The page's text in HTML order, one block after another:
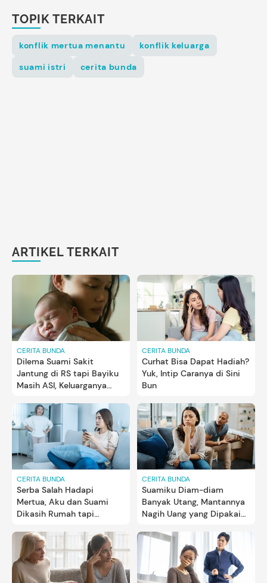
TOPIK TERKAIT
konflik mertua menantu
konflik keluarga
suami istri
cerita bunda
ARTIKEL TERKAIT
CERITA BUNDA
Dilema Suami Sakit
Jantung di RS tapi Bayiku
Masih ASI, Keluarganya
CERITA BUNDA
Curhat Bisa Dapat Hadiah?
Yuk, Intip Caranya di Sini
Bun
CERITA BUNDA
Serba Salah Hadapi
Mertua, Aku dan Suami
Dikasih Rumah tapi
CERITA BUNDA
Suamiku Diam-diam
Banyak Utang, Mantannya
Nagih Uang yang Dipakai